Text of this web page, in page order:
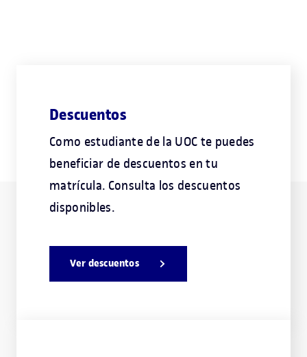
Descuentos
Como estudiante de la UOC te puedes
beneficiar de descuentos en tu
matrícula. Consulta los descuentos
disponibles.
Ver descuentos